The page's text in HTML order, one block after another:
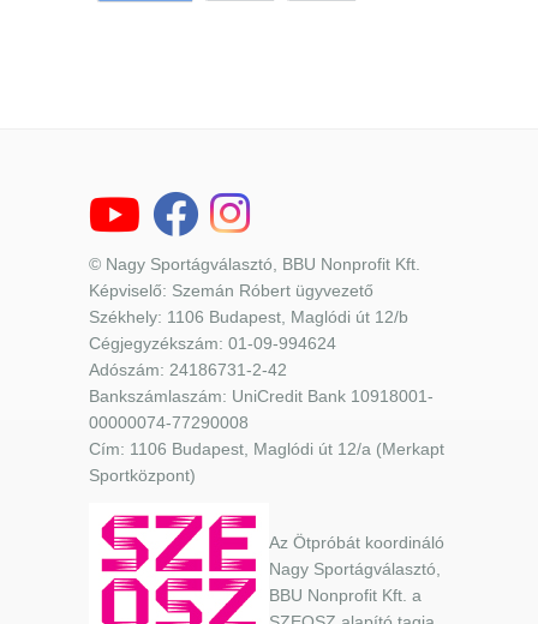
© Nagy Sportágválasztó, BBU Nonprofit Kft.
Képviselő: Szemán Róbert ügyvezető
Székhely: 1106 Budapest, Maglódi út 12/b
Cégjegyzékszám: 01-09-994624
Adószám: 24186731-2-42
Bankszámlaszám: UniCredit Bank 10918001-
00000074-77290008
Cím: 1106 Budapest, Maglódi út 12/a (Merkapt
Sportközpont)
Az Ötpróbát koordináló
Nagy Sportágválasztó,
BBU Nonprofit Kft. a